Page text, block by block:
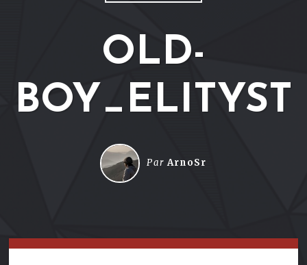
OLD-
BOY_ELITYST
ParArnoSr